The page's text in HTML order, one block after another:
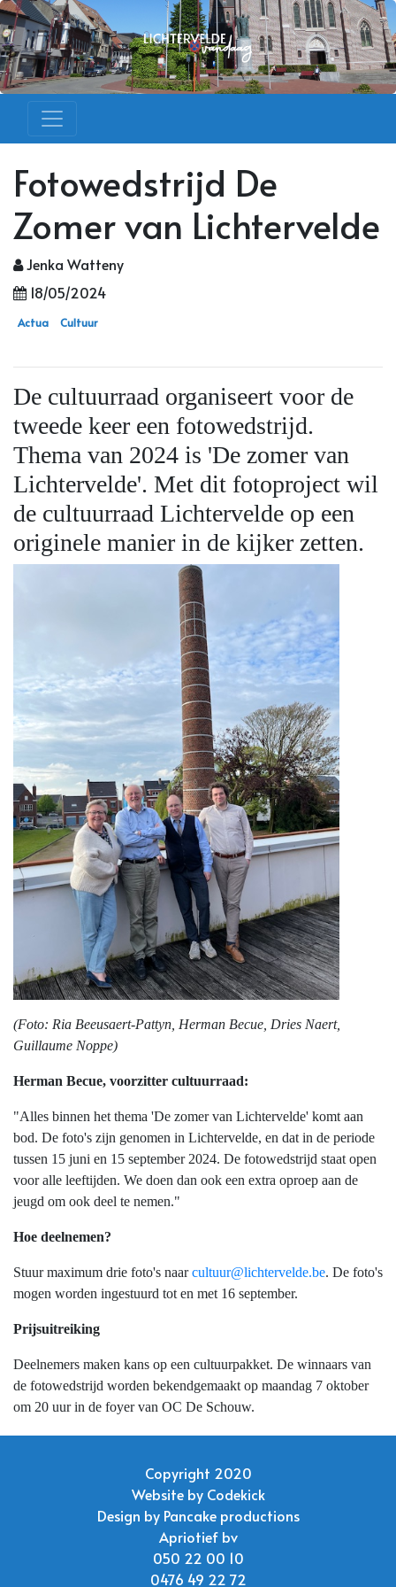
Fotowedstrijd De
Zomer van Lichtervelde
Jenka Watteny
18/05/2024
Actua Cultuur
De cultuurraad organiseert voor de
tweede keer een fotowedstrijd.
Thema van 2024 is 'De zomer van
Lichtervelde'. Met dit fotoproject wil
de cultuurraad Lichtervelde op een
originele manier in de kijker zetten.
(Foto: Ria Beeusaert-Pattyn, Herman Becue, Dries Naert,
Guillaume Noppe)
Herman Becue, voorzitter cultuurraad:
"Alles binnen het thema 'De zomer van Lichtervelde' komt aan
bod. De foto's zijn genomen in Lichtervelde, en dat in de periode
tussen 15 juni en 15 september 2024. De fotowedstrijd staat open
voor alle leeftijden. We doen dan ook een extra oproep aan de
jeugd om ook deel te nemen."
Hoe deelnemen?
Stuur maximum drie foto's naarcultuur@lichtervelde.be. De foto's
mogen worden ingestuurd tot en met 16 september.
Prijsuitreiking
Deelnemers maken kans op een cultuurpakket. De winnaars van
de fotowedstrijd worden bekendgemaakt op maandag 7 oktober
om 20 uur in de foyer van OC De Schouw.
Copyright 2020
Website by Codekick
Design by Pancake productions
Apriotief bv
050 22 00 10
0476 49 22 72